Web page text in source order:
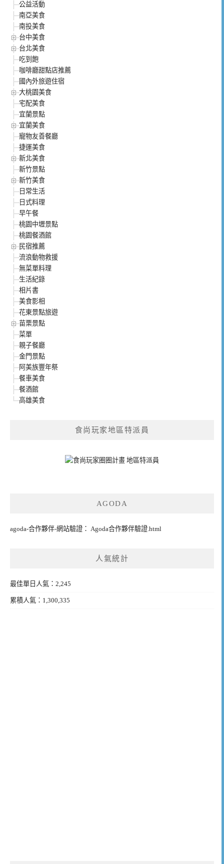
公益活動
南亞美食
南投美食
台中美食
台北美食
吃到飽
咖啡廳甜點店推薦
國內外旅遊住宿
大桃園美食
宅配美食
宜蘭景點
宜蘭美食
寵物友善餐廳
捷運美食
新北美食
新竹景點
新竹美食
日常生活
日式料理
早午餐
桃園中壢景點
桃園餐酒館
民宿推薦
流浪動物救援
無菜單料理
生活紀錄
相片書
美食影相
花東景點旅遊
苗栗景點
菜單
親子餐廳
金門景點
阿美族豐年祭
餐車美食
餐酒館
高雄美食
食尚玩家地區特派員
AGODA
agoda-合作夥伴-網站驗證： Agoda合作夥伴驗證.html
人氣統計
最佳單日人氣：2,245
累積人氣：1,300,335